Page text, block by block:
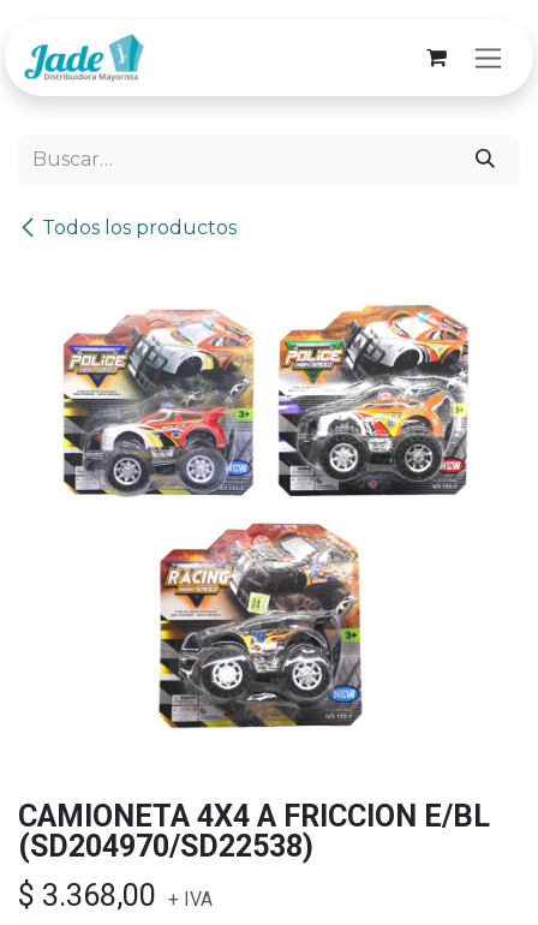
Todos los productos
CAMIONETA 4X4 A FRICCION E/BL
(SD204970/SD22538)
$ 3.368,00 + IVA